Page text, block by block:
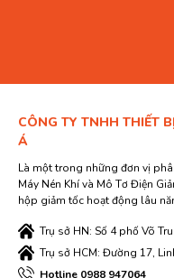
CÔNG TY TNHH THIẾT
Á
Là một trong những đơn vị
Máy Nén Khí và Mô Tơ Điện
hộp giảm tốc hoạt động lâu
Trụ sở HN: Số 4 phố Võ
Trụ sở HCM: Đường 17,
Hotline 0988 947064